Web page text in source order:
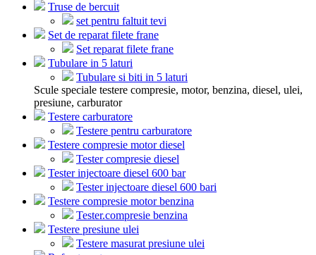
Truse de bercuit
set pentru faltuit tevi
Set de reparat filete frane
Set reparat filete frane
Tubulare in 5 laturi
Tubulare si biti in 5 laturi
Scule speciale testere compresie, motor, benzina, diesel, ulei,
presiune, carburator
Testere carburatore
Testere pentru carburatore
Testere compresie motor diesel
Tester compresie diesel
Tester injectoare diesel 600 bar
Tester injectoare diesel 600 bari
Testere compresie motor benzina
Tester.compresie benzina
Testere presiune ulei
Testere masurat presiune ulei